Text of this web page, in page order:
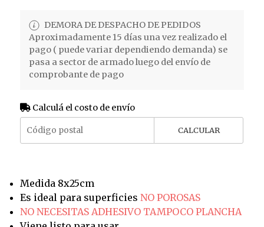
DEMORA DE DESPACHO DE PEDIDOS
Aproximadamente 15 días una vez realizado el
pago ( puede variar dependiendo demanda) se
pasa a sector de armado luego del envío de
comprobante de pago
Calculá el costo de envío
CALCULAR
Medida 8x25cm
Es ideal para superficies NO POROSAS
NO NECESITAS ADHESIVO TAMPOCO PLANCHA